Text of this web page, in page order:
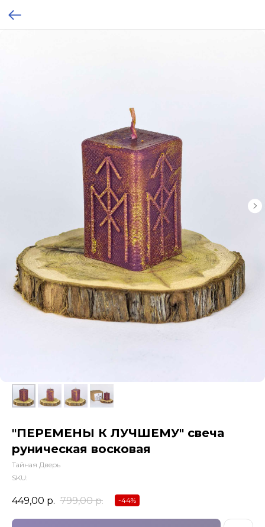
"ПЕРЕМЕНЫ К ЛУЧШЕМУ" свеча
руническая восковая
Тайная Дверь
SKU:
449,00 р. 799,00 р. -44%